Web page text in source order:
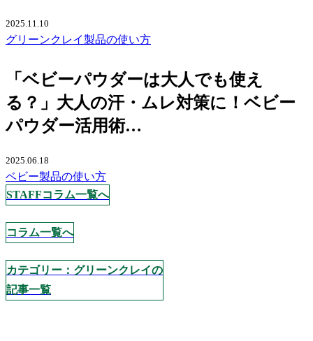
2025.11.10
グリーンクレイ製品の使い方
「ベビーパウダーは大人でも使え
る？」大人の汗・ムレ対策に！ベビー
パウダー活用術…
2025.06.18
ベビー製品の使い方
STAFFコラム一覧へ
コラム一覧へ
カテゴリー：グリーンクレイの
記事一覧